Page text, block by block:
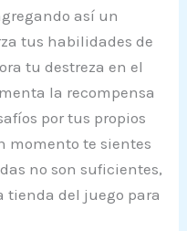
así un
tus habilidades de
tu destreza en el
la recompensa
por tus propios
momento te sientes
no son suficientes,
tienda del juego para